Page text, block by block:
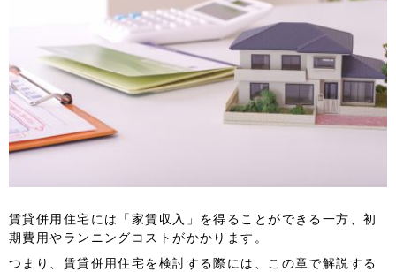
賃貸併用住宅には「家賃収入」を得ることができる一方、初
期費用やランニングコストがかかります。
つまり、賃貸併用住宅を検討する際には、この章で解説する